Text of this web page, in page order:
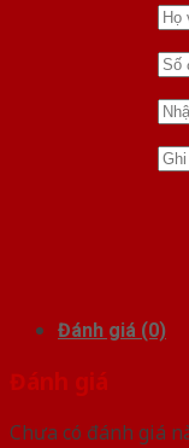
Đánh giá (0)
Đánh giá
Chưa có đánh giá